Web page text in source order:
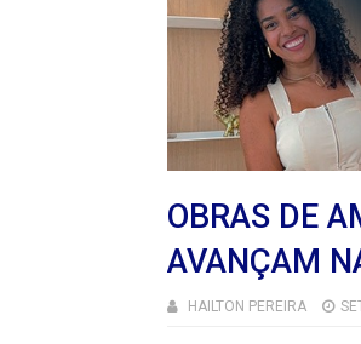
OBRAS DE
AVANÇAM
HAILTON PEREIRA